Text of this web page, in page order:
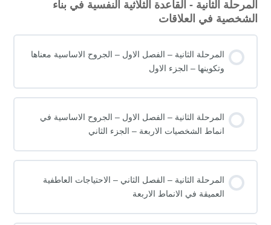
المرحلة الثانية - القاعدة الثلاثية النفسية في بناء
الشخصية في العلاقات
المرحلة الثانية – الفصل الاول – الجروح الاساسية معناها
وتكوينها – الجزء الاول
المرحلة الثانية – الفصل الاول – الجروح الاساسية في
انماط الشخصيات الاربعة – الجزء الثاني
المرحلة الثانية – الفصل الثاني – الاحتياجات العاطفية
العميقة في الانماط الاربعة